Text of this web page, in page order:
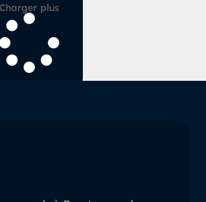
Charger plus